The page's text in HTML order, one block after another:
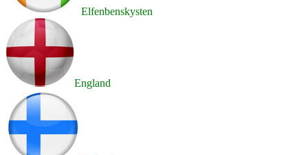
Elfenbenskysten
England